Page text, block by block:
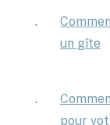
un gîte
pour